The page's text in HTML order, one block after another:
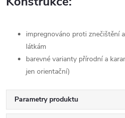
impregnováno proti znečištění
látkám
barevné varianty přírodní a
jen orientační)
Parametry produktu